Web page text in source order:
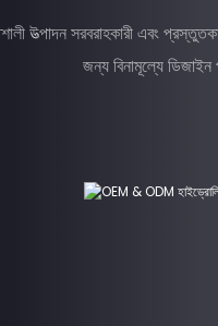
উত্পাদন সরবরাহকারী এবং
জন্য বিনামূল্যে ডিজাইন